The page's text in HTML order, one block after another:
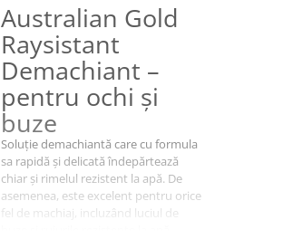
Australian Gold
Raysistant
Demachiant –
pentru ochi şi
buze
Soluţie demachiantă care cu formula
sa rapidă şi delicată îndepărtează
chiar şi rimelul rezistent la apă. De
asemenea, este excelent pentru orice
fel de machiaj, incluzând luciul de